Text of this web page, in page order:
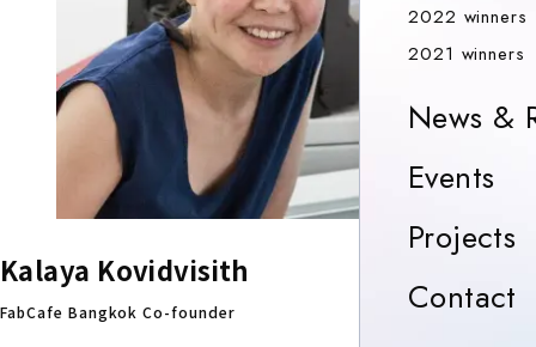
2022 winners
2021 winners
News &
Events
Projects
Contact
Kalaya Kovidvisith
FabCafe Bangkok Co-founder